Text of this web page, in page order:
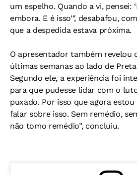
um espelho. Quando a vi, pensei:
embora. E é isso’", desabafou,
que a despedida estava próxima.
O apresentador também revelou
últimas semanas ao lado de
Segundo ele, a experiência foi
para que pudesse lidar com o
puxado. Por isso que agora
falar sobre isso. Sem remédio,
não tomo remédio”, concluiu.